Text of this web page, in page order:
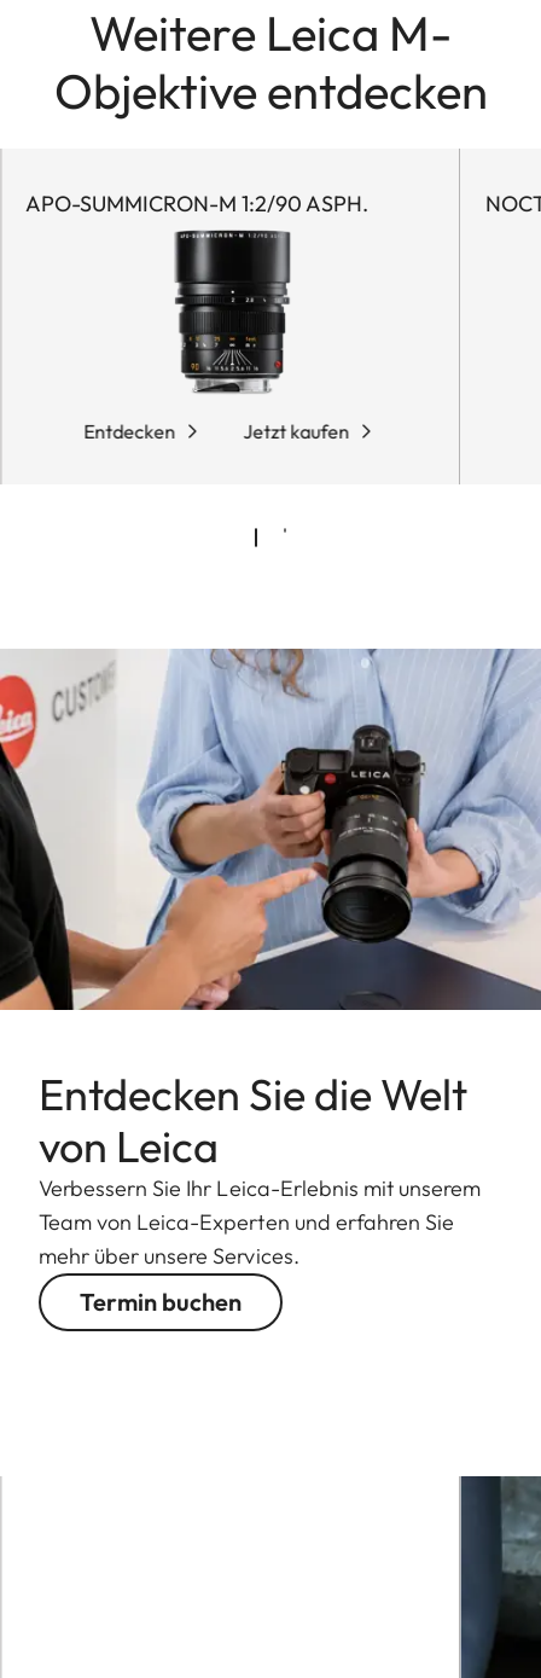
Weitere Leica M-
Objektive entdecken
APO-SUMMICRON-M 1:2/90 ASPH.
Entdecken Jetzt kaufen
Entdecken Sie die Welt
von Leica
Verbessern Sie Ihr Leica-Erlebnis mit unserem
Team von Leica-Experten und erfahren Sie
mehr über unsere Services.
Termin buchen